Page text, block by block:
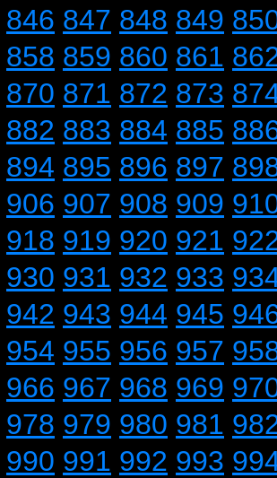
846 847 848 849
858 859 860 861
870 871 872 873
882 883 884 885
894 895 896 897
906 907 908 909
918 919 920 921
930 931 932 933
942 943 944 945
954 955 956 957
966 967 968 969
978 979 980 981
990 991 992 993